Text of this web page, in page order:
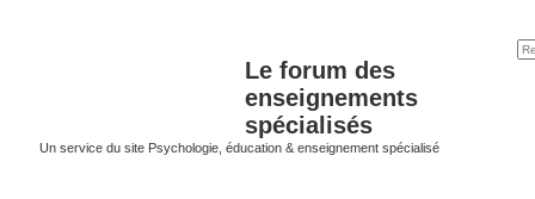
Le forum des
enseignements
spécialisés
Un service du site Psychologie, éducation & enseignement spécialisé